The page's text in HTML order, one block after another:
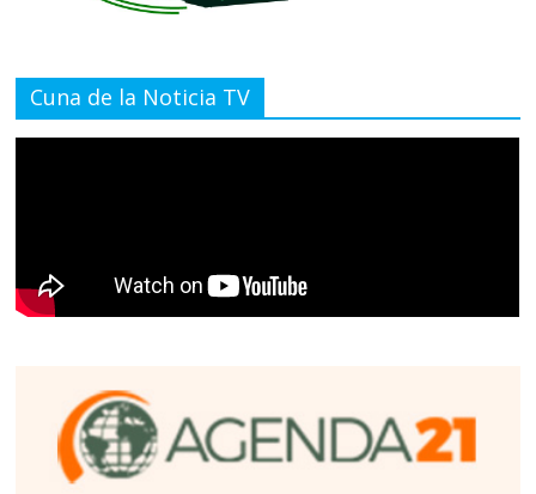
Cuna de la Noticia TV